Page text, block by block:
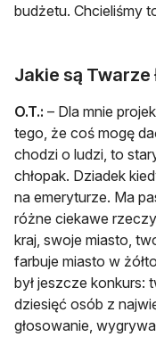
budżetu. Chcieliśmy
Jakie są Twarze
O.T.: – Dla mnie
tego, że coś mogę
chodzi o ludzi, to
chłopak. Dziadek
na emeryturze. Ma
różne ciekawe
kraj, swoje miasto,
farbuje miasto w
był jeszcze konkurs:
dziesięć osób z
głosowanie,